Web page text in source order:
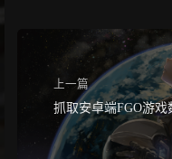
上一篇
抓取安卓端FGO游戏
教程(需解锁